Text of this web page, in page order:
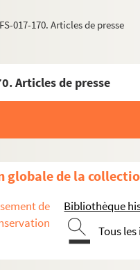
017-170. Articles de presse
Articles de presse
globale de la
de
Bibliothèque
Tous